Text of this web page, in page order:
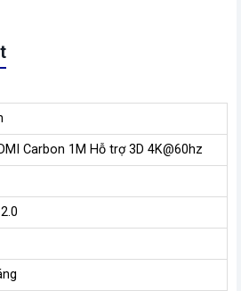
Carbon 1M Hỗ trợ 3D 4K@60hz